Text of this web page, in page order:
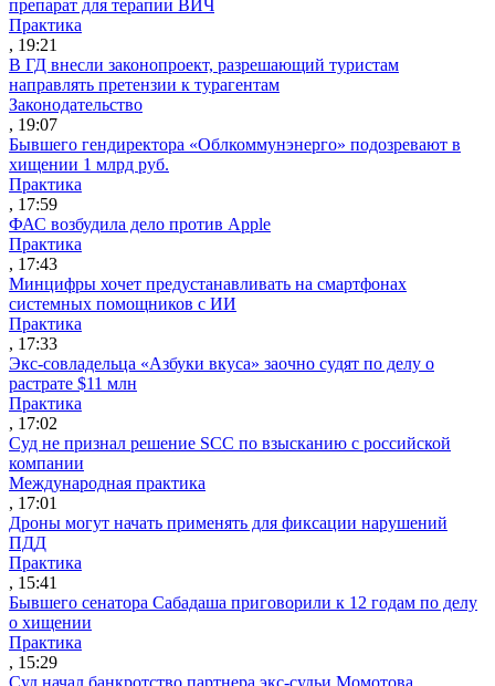
препарат для терапии ВИЧ
Практика
, 19:21
В ГД внесли законопроект, разрешающий туристам
направлять претензии к турагентам
Законодательство
, 19:07
Бывшего гендиректора «Облкоммунэнерго» подозревают в
хищении 1 млрд руб.
Практика
, 17:59
ФАС возбудила дело против Apple
Практика
, 17:43
Минцифры хочет предустанавливать на смартфонах
системных помощников с ИИ
Практика
, 17:33
Экс-совладельца «Азбуки вкуса» заочно судят по делу о
растрате $11 млн
Практика
, 17:02
Суд не признал решение SCC по взысканию с российской
компании
Международная практика
, 17:01
Дроны могут начать применять для фиксации нарушений
ПДД
Практика
, 15:41
Бывшего сенатора Сабадаша приговорили к 12 годам по делу
о хищении
Практика
, 15:29
Суд начал банкротство партнера экс-судьи Момотова